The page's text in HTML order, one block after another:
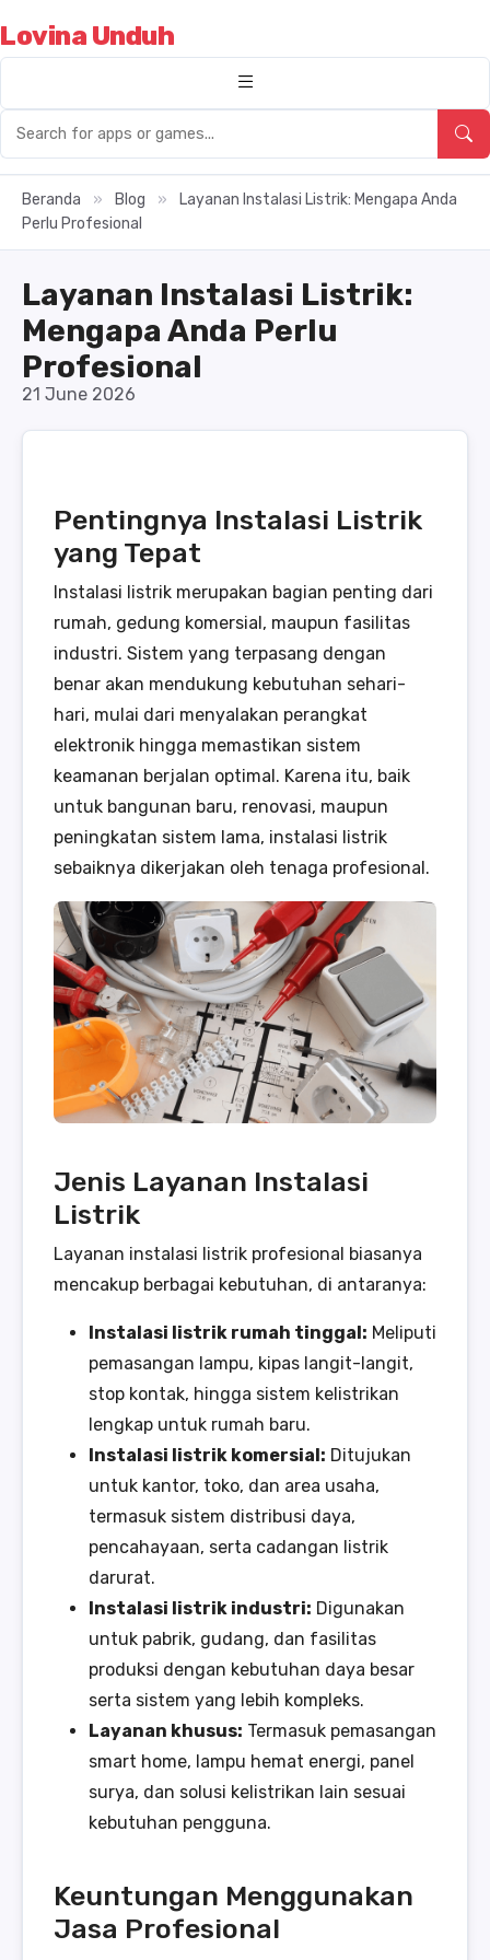
Lovina Unduh
Beranda » Blog »
Layanan Instalasi Listrik: Mengapa Anda
Perlu Profesional
Layanan Instalasi Listrik:
Mengapa Anda Perlu
Profesional
21 June 2026
Pentingnya Instalasi Listrik
yang Tepat
Instalasi listrik merupakan bagian penting dari
rumah, gedung komersial, maupun fasilitas
industri. Sistem yang terpasang dengan
benar akan mendukung kebutuhan sehari-
hari, mulai dari menyalakan perangkat
elektronik hingga memastikan sistem
keamanan berjalan optimal. Karena itu, baik
untuk bangunan baru, renovasi, maupun
peningkatan sistem lama, instalasi listrik
sebaiknya dikerjakan oleh tenaga profesional.
Jenis Layanan Instalasi
Listrik
Layanan instalasi listrik profesional biasanya
mencakup berbagai kebutuhan, di antaranya:
Instalasi listrik rumah tinggal: Meliputi
pemasangan lampu, kipas langit-langit,
stop kontak, hingga sistem kelistrikan
lengkap untuk rumah baru.
Instalasi listrik komersial: Ditujukan
untuk kantor, toko, dan area usaha,
termasuk sistem distribusi daya,
pencahayaan, serta cadangan listrik
darurat.
Instalasi listrik industri: Digunakan
untuk pabrik, gudang, dan fasilitas
produksi dengan kebutuhan daya besar
serta sistem yang lebih kompleks.
Layanan khusus: Termasuk pemasangan
smart home, lampu hemat energi, panel
surya, dan solusi kelistrikan lain sesuai
kebutuhan pengguna.
Keuntungan Menggunakan
Jasa Profesional